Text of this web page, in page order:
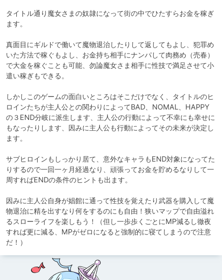
タイトル通り魔女さまの奴隷になって街の中でひたすらお金を稼ぎ
ます。
真面目にギルドで働いて魔物退治したりして返してもよし、犯罪め
いた方法で稼ぐもよし、お金持ち相手にナンパして肉務め（売春）
で大金を稼ぐことも可能、勿論魔女さま相手に性技で満足させて小
遣い稼ぎもできる。
しかしこのゲームの面白いところはそこだけでなく、タイトルのヒ
ロインたちが主人公との関わりによってBAD、NOMAL、HAPPY
の３END分岐に派生します、主人公の行動によって不幸にも幸せに
もなったりします、因みに主人公も行動によってその未来が決定し
ます。
サブヒロインもしっかり居て、意外なキャラもEND対象になってた
りするので一回一ヶ月経過なり、頑張ってお金を貯めるなりして一
周すればENDの条件のヒントも出ます。
因みに主人公自身が娼館に通って性技を覚えたり武器を購入して魔
物退治に精を出すなり何をするのにも自由！狭いマップで自由溢れ
るスローライフを楽しもう！（但し一歩歩くごとにMP減るし徹夜
すれば更に減る、MPがゼロになると強制的に寝てしまうので注意
だ！）